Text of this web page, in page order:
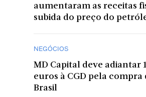
aumentaram as receitas
subida do preço do
NEGÓCIOS
MD Capital deve adiantar
euros à CGD pela compra
Brasil